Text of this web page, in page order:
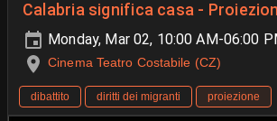
Calabria significa casa -
Monday, Mar 02, 10:00 AM-06:00
Cinema Teatro Costabile (CZ)
dibattito diritti dei migranti proiezione